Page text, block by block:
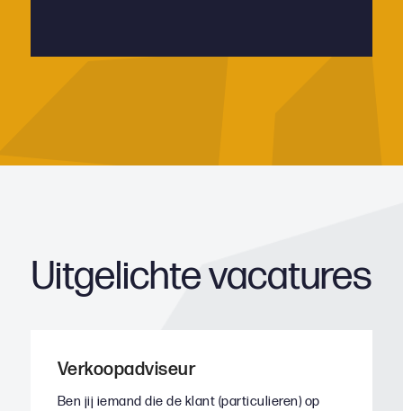
Uitgelichte vacatures
Verkoopadviseur
Ben jij iemand die de klant (particulieren) op